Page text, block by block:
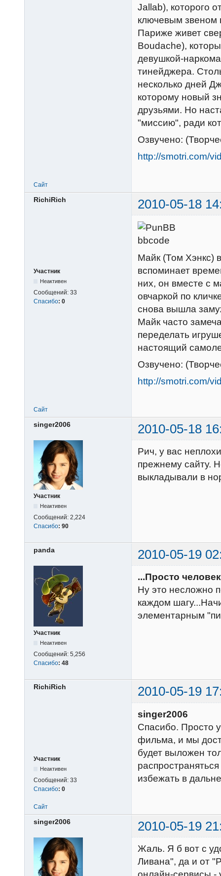
Jallab), которого
ключевым звеном
Париже живет
Boudache),
девушкой-
тинейджера.
несколько дней
которому новый
друзьями. Но
"миссию", ради
Озвучено:
http://smotri.com/
Сайт
RichiRich 2010-05-18
Участник
Неактивен
Сообщений: 33
Спасибо: 0
Майк (Том Хэнкс)
вспоминает
них, он вместе с
овчаркой по
снова вышла
Майк часто
переделать
настоящий
Озвучено:
http://smotri.com/
Сайт
singer2006 2010-05-18
Участник
Неактивен
Сообщений: 2,224
Спасибо: 90
Рич, у вас
прежнему сайту.
выкладывали в
panda 2010-05-19
Участник
Неактивен
Сообщений: 5,256
Спасибо: 48
...Просто
Ну это несложно
каждом
элементарным
RichiRich 2010-05-19
Участник
Неактивен
Сообщений: 33
Спасибо: 0
singer2006
Спасибо. Просто
фильма, и мы
будет выложен
избежать в
Сайт
singer2006 2010-05-19
Жаль. Я б вот с
Ливана", да и от